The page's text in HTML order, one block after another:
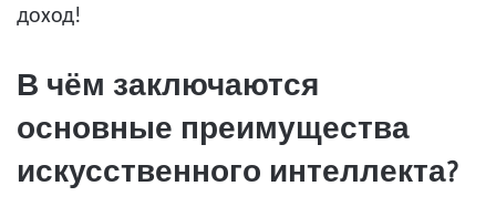
доход!
В чём заключаются
основные преимущества
искусственного интеллекта?